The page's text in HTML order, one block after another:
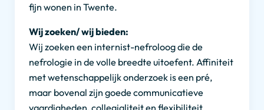
fijn wonen in Twente.
Wij zoeken/ wij bieden:
Wij zoeken een internist-nefroloog die de
nefrologie in de volle breedte uitoefent. Affiniteit
met wetenschappelijk onderzoek is een pré,
maar bovenal zijn goede communicatieve